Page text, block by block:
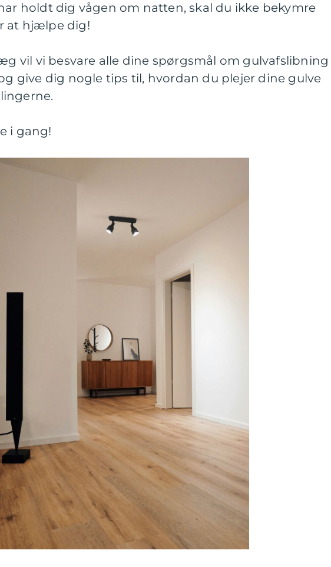
holdt dig vågen om natten, skal du ikke bekymre
at hjælpe dig!
vil vi besvare alle dine spørgsmål om gulvafslibning
give dig nogle tips til, hvordan du plejer dine gulve
i gang!